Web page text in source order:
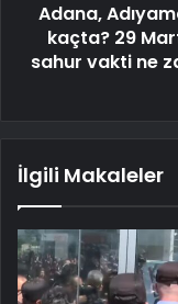
Adana,
kaçta? 29
sahur vakti ne
İlgili Makaleler